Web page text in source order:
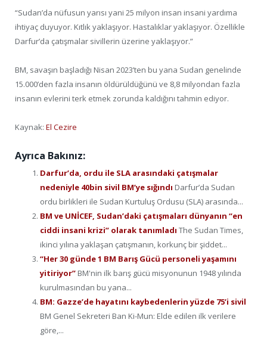
“Sudan’da nüfusun yarısı yani 25 milyon insan insani yardıma
ihtiyaç duyuyor. Kıtlık yaklaşıyor. Hastalıklar yaklaşıyor. Özellikle
Darfur’da çatışmalar sivillerin üzerine yaklaşıyor.”
BM, savaşın başladığı Nisan 2023’ten bu yana Sudan genelinde
15.000’den fazla insanın öldürüldüğünü ve 8,8 milyondan fazla
insanın evlerini terk etmek zorunda kaldığını tahmin ediyor.
Kaynak: El Cezire
Ayrıca Bakınız:
Darfur’da, ordu ile SLA arasındaki çatışmalar
nedeniyle 40bin sivil BM’ye sığındı Darfur’da Sudan
ordu birlikleri ile Sudan Kurtuluş Ordusu (SLA) arasında...
BM ve UNİCEF, Sudan’daki çatışmaları dünyanın “en
ciddi insani krizi” olarak tanımladı The Sudan Times,
ikinci yılına yaklaşan çatışmanın, korkunç bir şiddet...
“Her 30 günde 1 BM Barış Gücü personeli yaşamını
yitiriyor” BM'nin ilk barış gücü misyonunun 1948 yılında
kurulmasından bu yana...
BM: Gazze’de hayatını kaybedenlerin yüzde 75’i sivil
BM Genel Sekreteri Ban Ki-Mun: Elde edilen ilk verilere
göre,...